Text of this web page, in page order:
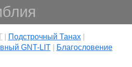
| Подстрочный Танах|
GNT-LIT|
Благословение